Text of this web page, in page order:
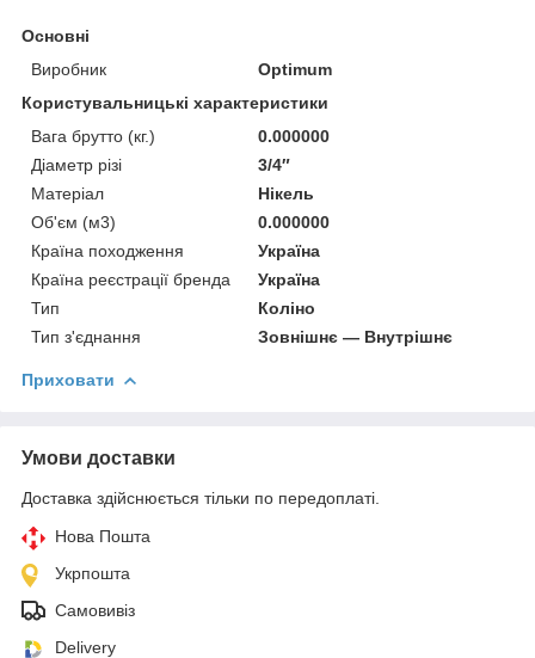
Основні
Виробник
Optimum
Користувальницькі характеристики
Вага брутто (кг.)
0.000000
Діаметр різі
3/4″
Матеріал
Нікель
Об'єм (м3)
0.000000
Країна походження
Україна
Країна реєстрації бренда
Україна
Тип
Коліно
Тип з'єднання
Зовнішнє — Внутрішнє
Приховати
Умови доставки
Доставка здійснюється тільки по передоплаті.
Нова Пошта
Укрпошта
Самовивіз
Delivery